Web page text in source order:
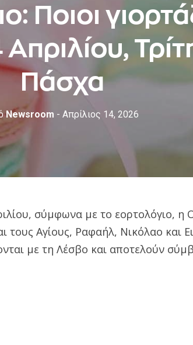
Ποιοι
Πάσχα
Newsroom - Απρίλιος 14, 2026
σύμφωνα με το εορτολόγιο, η
τους Αγίους, Ραφαήλ, Νικόλαο και
με τη Λέσβο και αποτελούν